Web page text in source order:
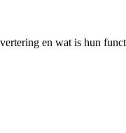
en wat is hun